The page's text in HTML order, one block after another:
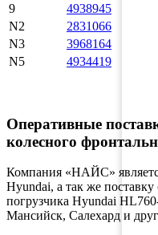
9
4938945
N2
2831066
N3
3968164
N5
4934419
Оперативные
колесного
Компания «НАЙС»
Hyundai, а так же
погрузчика Hyundai
Мансийск, Салехард и